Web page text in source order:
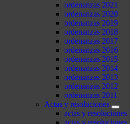
ordenanzas 2021
ordenanzas 2020
ordenanzas 2019
ordenanzas 2018
ordenanzas 2017
ordenanzas 2016
ordenanzas 2015
ordenanzas 2014
ordenanzas 2013
ordenanzas 2012
ordenanzas 2011
Actas y resoluciones
actas y resoluciones
actas y resoluciones